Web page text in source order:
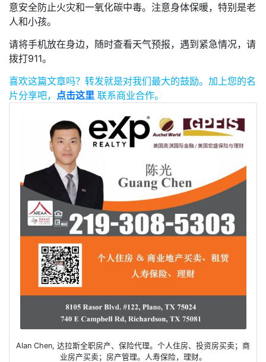
意安全防止火灾和一氧化碳中毒。注意身体保暖，特别是老
人和小孩。
请将手机放在身边，随时查看天气预报，遇到紧急情况，请
拨打911。
喜欢这篇文章吗？ 转发就是对我们最大的鼓励。 加上您的名
片分享吧， 点击这里 联系商业合作。
Alan Chen, 达拉斯全职房产、保险代理。个人住房、投资房买卖；商
业房产买卖；房产管理。人寿保险，理财。